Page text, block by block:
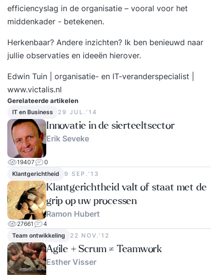
efficiencyslag in de organisatie – vooral voor het
middenkader - betekenen.
Herkenbaar? Andere inzichten? Ik ben benieuwd naar
jullie observaties en ideeën hierover.
Edwin Tuin | organisatie- en IT-veranderspecialist |
www.victalis.nl
Gerelateerde artikelen
IT en Business 29 JUL.‘14
Innovatie in de sierteeltsector
Erik Seveke
19407
0
Klantgerichtheid
9 SEP.‘13
Klantgerichtheid valt of staat met de
grip op uw processen
Ramon Hubert
27661
4
Team ontwikkeling
22 NOV.‘12
Agile + Scrum ≠ Teamwork
Esther Visser